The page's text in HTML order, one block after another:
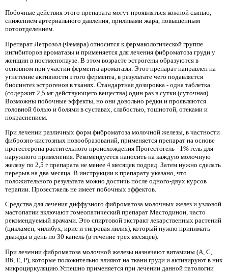
Побочные действия этого препарата могут проявляться кожной сыпью,
снижением артериального давления, приливами жара, повышенным
потоотделением.
Препарат Летрозол (Фемара) относится к фармакологической группе
ингибиторов ароматазы и применяется для лечения фиброматоза груди у
женщин в постменопаузе. В этом возрасте эстрогены образуются в
основном при участии фермента ароматазы. Этот препарат направлен на
угнетение активности этого фермента, в результате чего подавляется
биосинтез эстрогенов в тканях. Стандартная дозировка - одна таблетка
(содержит 2,5 мг действующего вещества) один раз в сутки (суточная).
Возможны побочные эффекты, но они довольно редки и проявляются
головной болью и болями в суставах, слабостью, тошнотой, отеками и
покраснением.
При лечении различных форм фиброматоза молочной железы, в частности
фиброзно-кистозных новообразований, применяется препарат на основе
прогестерона растительного происхождения Прогестогель - 1% гель для
наружного применения. Рекомендуется наносить на каждую молочную
железу по 2,5 г препарата не менее 4 месяцев подряд. Затем нужно сделать
перерыв на два месяца. В инструкции к препарату указано, что
положительного результата можно достичь после одного-двух курсов
терапии. Прозестжель не имеет побочных эффектов.
Средства для лечения диффузного фиброматоза молочных желез и узловой
мастопатии включают гомеопатический препарат Мастодинон, часто
рекомендуемый врачами. Это спиртовой экстракт лекарственных растений
(цикламен, чилибух, ирис и тигровая лилия), который нужно принимать
дважды в день по 30 капель (в течение трех месяцев).
При лечении фиброматоза молочной железы назначают витамины (A, C,
B6, E, P), которые положительно влияют на ткани груди и активируют в них
микроциркуляцию.Успешно применяется при лечении данной патологии